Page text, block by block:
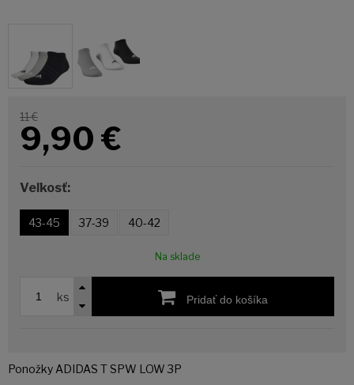
11 €
9,90 €
Veľkosť:
43-45 37-39 40-42
Na sklade
ks Pridať do košíka
Ponožky ADIDAS T SPW LOW 3P